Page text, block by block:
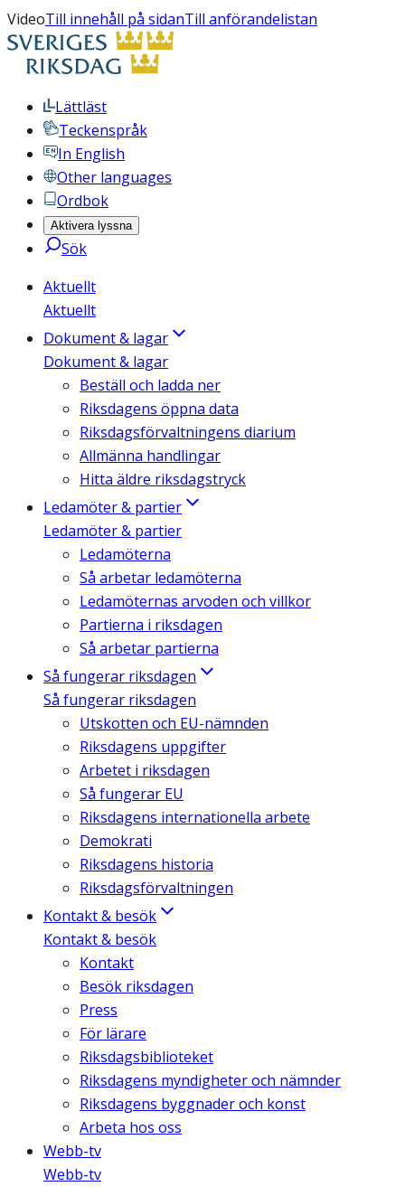
VideoTill innehåll på sidanTill anförandelistan
Lättläst
Teckenspråk
In English
Other languages
Ordbok
Aktivera lyssna
Sök
Aktuellt
Aktuellt
Dokument & lagar
Dokument & lagar
Beställ och ladda ner
Riksdagens öppna data
Riksdagsförvaltningens diarium
Allmänna handlingar
Hitta äldre riksdagstryck
Ledamöter & partier
Ledamöter & partier
Ledamöterna
Så arbetar ledamöterna
Ledamöternas arvoden och villkor
Partierna i riksdagen
Så arbetar partierna
Så fungerar riksdagen
Så fungerar riksdagen
Utskotten och EU-nämnden
Riksdagens uppgifter
Arbetet i riksdagen
Så fungerar EU
Riksdagens internationella arbete
Demokrati
Riksdagens historia
Riksdagsförvaltningen
Kontakt & besök
Kontakt & besök
Kontakt
Besök riksdagen
Press
För lärare
Riksdagsbiblioteket
Riksdagens myndigheter och nämnder
Riksdagens byggnader och konst
Arbeta hos oss
Webb-tv
Webb-tv